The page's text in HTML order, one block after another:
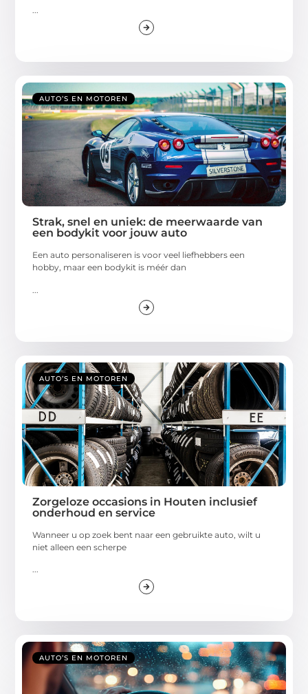
...
AUTO’S EN MOTOREN
Strak, snel en uniek: de meerwaarde van
een bodykit voor jouw auto
Een auto personaliseren is voor veel liefhebbers een
hobby, maar een bodykit is méér dan
AUTO’S EN MOTOREN
Zorgeloze occasions in Houten inclusief
onderhoud en service
Wanneer u op zoek bent naar een gebruikte auto, wilt u
niet alleen een scherpe
...
AUTO’S EN MOTOREN